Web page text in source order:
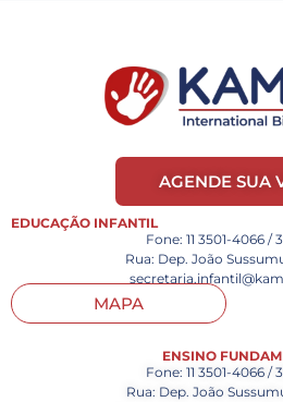
AGENDE SUA
EDUCAÇÃO INFANTIL
Fone: 11 3501-4066 /
Rua: Dep. João
MAPA
ENSINO
Fone: 11 3501-4066 /
Rua: Dep. João